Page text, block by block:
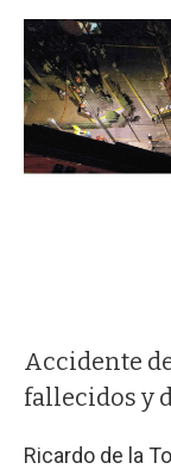
Accidente
fallecidos y
Ricardo de la